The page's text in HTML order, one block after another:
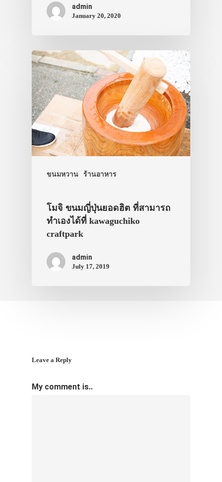
admin
January 20, 2020
ขนมหวาน ร้านอาหาร
โมจิ ขนมญี่ปุ่นยอดฮิต ที่สามารถ
ทำเองได้ที่ kawaguchiko
craftpark
admin
July 17, 2019
Leave a Reply
My comment is..
เดินทาง
ทัวร์
ที่พัก
สาระน่ารู้
VIDEO
ภาพประทับใจ